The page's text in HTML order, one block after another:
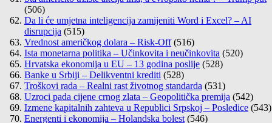
(506)
Da li će umjetna inteligencija zamijeniti Word i Excel? – AI
disrupcija (515)
Vrednost američkog dolara – Risk-Off (516)
Ista monetarna politika – Učinkovita i neučinkovita (520)
Hrvatska ekonomija u EU – 13 godina poslije (528)
Banke u Srbiji – Delikventni krediti (528)
Troškovi rada – Realni rast životnog standarda (531)
Uzroci pada cijene crnog zlata – Geopolitička premija (542)
Izmene kapitalnih zahteva u Republici Srpskoj – Posledice (543)
Energenti i ekonomija – Holandska bolest (546)